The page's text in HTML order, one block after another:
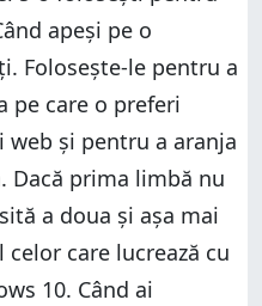
apeși pe o
Folosește-le pentru a
pe care o preferi
și pentru a aranja
Dacă prima limbă nu
a doua și așa mai
care lucrează cu
10. Când ai